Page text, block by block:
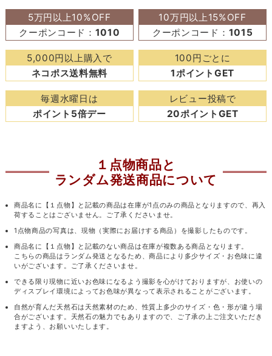
5万円以上10%OFF
クーポンコード： 1010
10万円以上15%OFF
クーポンコード： 1015
5,000円以上購入で
ネコポス送料無料
100円ごとに
1ポイントGET
毎週水曜日は
ポイント5倍デー
レビュー投稿で
20ポイントGET
１点物商品と
ランダム発送商品について
商品名に【１点物】と記載の商品は在庫が1点のみの商品となりますので、再入
荷することはございません。ご了承くださいませ。
1点物商品の写真は、現物（実際にお届けする商品）を撮影したものです。
商品名に【１点物】と記載のない商品は在庫が複数ある商品となります。
こちらの商品はランダム発送となるため、商品により多少サイズ・お色味に違
いがございます。ご了承くださいませ。
できる限り現物に近いお色味になるよう撮影を心がけておりますが、お使いの
ディスプレイ環境によってお色味が異なって表示されることがございます。
自然が育んだ天然石は天然素材のため、性質上多少のサイズ・色・形が違う場
合がございます。天然石の魅力でもありますので、ご了承の上ご注文いただき
ますよう、お願いいたします。